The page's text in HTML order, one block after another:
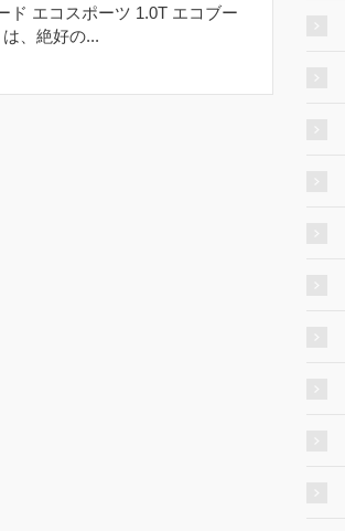
ド エコスポーツ 1.0T エコブー
、絶好の...